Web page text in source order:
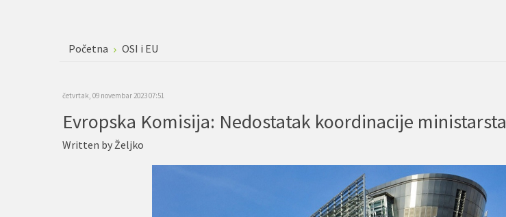
Početna OSI i EU
četvrtak, 09 novembar 2023 07:51
Written byŽeljko